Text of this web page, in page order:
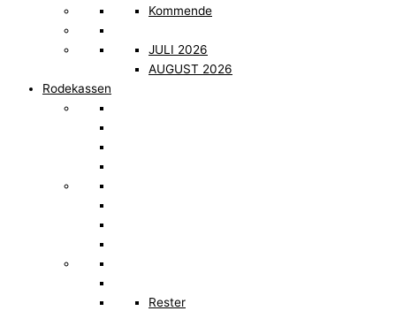
Kommende
JULI 2026
AUGUST 2026
Rodekassen
Rester